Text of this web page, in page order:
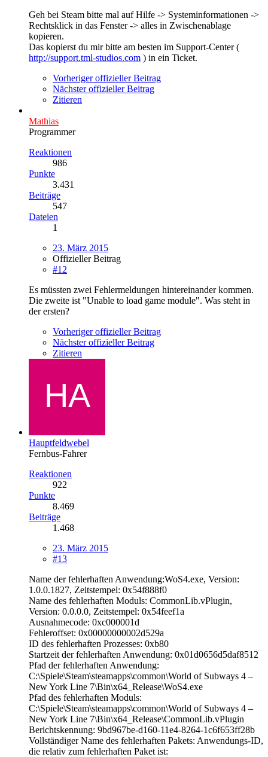
Geh bei Steam bitte mal auf Hilfe -> Systeminformationen ->
Rechtsklick in das Fenster -> alles in Zwischenablage
kopieren.
Das kopierst du mir bitte am besten im Support-Center (
http://support.tml-studios.com ) in ein Ticket.
Vorheriger offizieller Beitrag
Nächster offizieller Beitrag
Zitieren
Mathias
Programmer
Reaktionen
986
Punkte
3.431
Beiträge
547
Dateien
1
23. März 2015
Offizieller Beitrag
#12
Es müssten zwei Fehlermeldungen hintereinander kommen.
Die zweite ist "Unable to load game module". Was steht in
der ersten?
Vorheriger offizieller Beitrag
Nächster offizieller Beitrag
Zitieren
Hauptfeldwebel
Fernbus-Fahrer
Reaktionen
922
Punkte
8.469
Beiträge
1.468
23. März 2015
#13
Name der fehlerhaften Anwendung:WoS4.exe, Version:
1.0.0.1827, Zeitstempel: 0x54f888f0
Name des fehlerhaften Moduls: CommonLib.vPlugin,
Version: 0.0.0.0, Zeitstempel: 0x54feef1a
Ausnahmecode: 0xc000001d
Fehleroffset: 0x00000000002d529a
ID des fehlerhaften Prozesses: 0xb80
Startzeit der fehlerhaften Anwendung: 0x01d0656d5daf8512
Pfad der fehlerhaften Anwendung:
C:\Spiele\Steam\steamapps\common\World of Subways 4 –
New York Line 7\Bin\x64_Release\WoS4.exe
Pfad des fehlerhaften Moduls:
C:\Spiele\Steam\steamapps\common\World of Subways 4 –
New York Line 7\Bin\x64_Release\CommonLib.vPlugin
Berichtskennung: 9bd967be-d160-11e4-8264-1c6f653ff28b
Vollständiger Name des fehlerhaften Pakets: Anwendungs-ID,
die relativ zum fehlerhaften Paket ist: